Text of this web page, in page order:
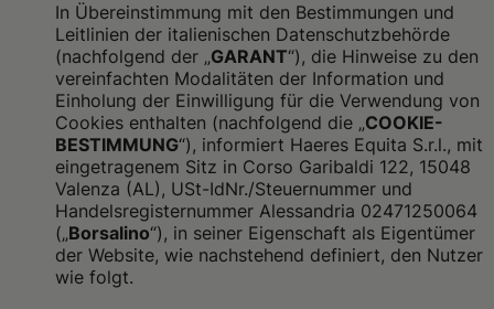
In Übereinstimmung mit den Bestimmungen und
Leitlinien der italienischen Datenschutzbehörde
(nachfolgend der „GARANT“), die Hinweise zu den
vereinfachten Modalitäten der Information und
Einholung der Einwilligung für die Verwendung von
Cookies enthalten (nachfolgend die „COOKIE-
BESTIMMUNG“), informiert Haeres Equita S.r.l., mit
eingetragenem Sitz in Corso Garibaldi 122, 15048
Valenza (AL), USt-IdNr./Steuernummer und
Handelsregisternummer Alessandria 02471250064
(„Borsalino“), in seiner Eigenschaft als Eigentümer
der Website, wie nachstehend definiert, den Nutzer
wie folgt.